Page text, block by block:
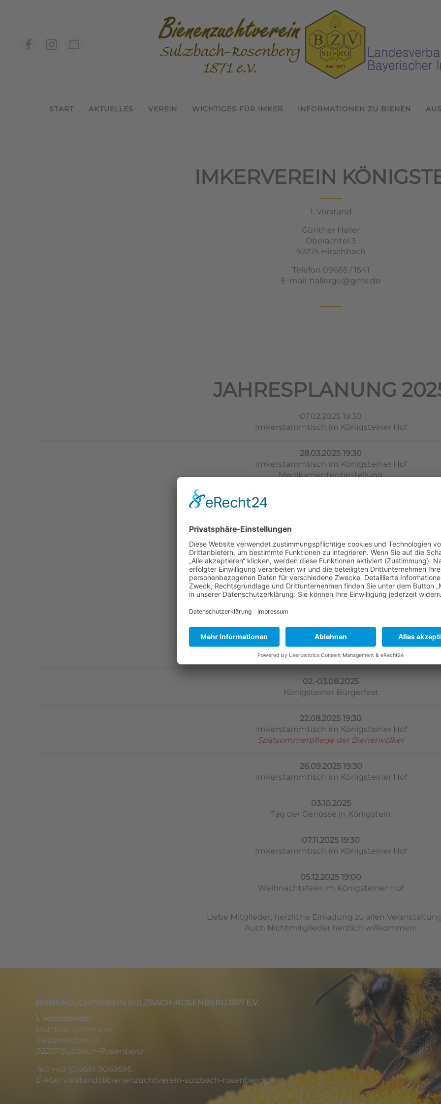
START AKTUELLES VEREIN WICHTIGES FÜR IMKER INFORMATIONEN ZU BIENEN
IMKERVEREIN
1. Vorstand
Günther Haller
Oberachtel 3
92275 Hirschbach
Telefon 09665 / 1541
E-mail: hallergu@gmx.de
JAHRESPLANUNG
07.02.2025 19:30
Imkerstammtisch im Königsteiner Hof
28.03.2025 19:30
Imkerstammtisch im Königsteiner Hof
Medikamentenbestellung
Jahresshauptversammlung im Königsteiner Hof
Bestellung von Bienenfutter
07.06.2025 15:00
Imkerstammtisch, Treffen bei Jan in Achtel,
25.07.2025 19:30
Imkerstammtisch im Königsteiner Hof
Varroabehandlung
02.-03.08.2025
Königsteiner Bürgerfest
22.08.2025 19:30
Imkerstammtisch im Königsteiner Hof
Spätsommerpflege der Bienenvölker
26.09.2025 19:30
Imkerstammtisch im Königsteiner Hof
03.10.2025
Tag der Genüsse in Königstein
07.11.2025 19:30
Imkerstammtisch im Königsteiner Hof
05.12.2025 19:00
Weihnachtsfeier im Königsteiner Hof
Liebe Mitglieder, herzliche Einladung zu allen
Auch Nichtmitglieder herzlich willkommen!
BIENENZUCHTVEREIN SULZBACH-ROSENBERG 1871 E.V.
1. Vorsitzender
Matthias Bohmann
Siebeneichen 13
92237 Sulzbach-Rosenberg
Tel.:+49 (0)9661 9069595
E-Mail: vorstand@bienenzuchtverein-sulzbach-rosenberg.de